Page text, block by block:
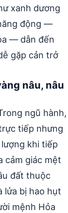
xanh dương
động —
— dẫn đến
gặp cản trở
nâu, nâu
ngũ hành,
tiếp nhưng
khi tiếp
cảm giác mệt
đất thuộc
lửa bị hao hụt
mệnh Hỏa